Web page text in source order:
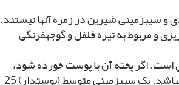
سیب‏زمینى شیرین در زمره آنها نیستند.
و مربوط به تیره فلفل و گوجه‏فرنگى
است. اگر پخته آن با پوست خورده شود،
سرشار از کربوهیدرات مرکب و الیاف گیاهى مى‏باشد. یک سیب‏زمینى متوسط (پوست‏دار) 25